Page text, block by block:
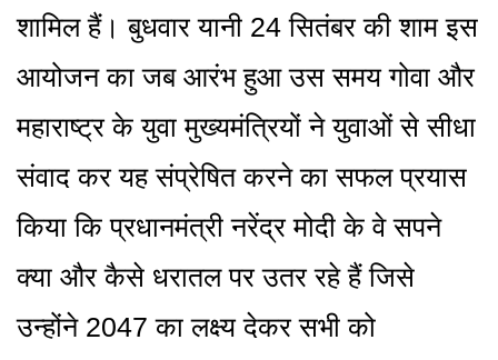
शामिल हैं। बुधवार यानी 24 सितंबर की शाम इस
आयोजन का जब आरंभ हुआ उस समय गोवा और
महाराष्ट्र के युवा मुख्यमंत्रियों ने युवाओं से सीधा
संवाद कर यह संप्रेषित करने का सफल प्रयास
किया कि प्रधानमंत्री नरेंद्र मोदी के वे सपने
क्या और कैसे धरातल पर उतर रहे हैं जिसे
उन्होंने 2047 का लक्ष्य देकर सभी को